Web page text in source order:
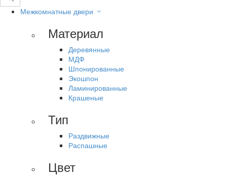
Межкомнатные двери
Материал
Деревянные
МДФ
Шпонированные
Экошпон
Ламинированные
Крашеные
Тип
Раздвижные
Распашные
Цвет